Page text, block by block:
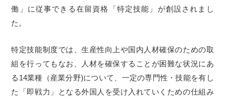
働」に従事できる在留資格「特定技能」が創設されまし
た。
特定技能制度では、生産性向上や国内人材確保のための取
組を行ってもなお、人材を確保することが困難な状況にあ
る14業種（産業分野)について、一定の専門性・技能を有し
た「即戦力」となる外国人を受け入れていくための仕組み